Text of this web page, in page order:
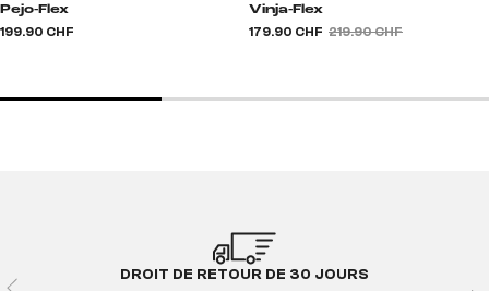
Pejo-Flex
199.90 CHF
Vinja-Flex
179.90 CHF 219.90 CHF
DROIT DE RETOUR DE 30 JOURS